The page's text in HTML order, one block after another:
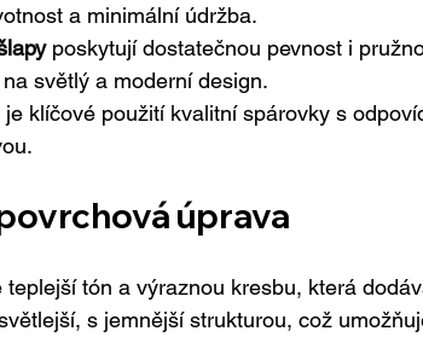
a minimální údržba.
poskytují dostatečnou pevnost i
světlý a moderní design.
klíčové použití kvalitní spárovky s
úprava
teplejší tón a výraznou kresbu, která
s jemnější strukturou, což